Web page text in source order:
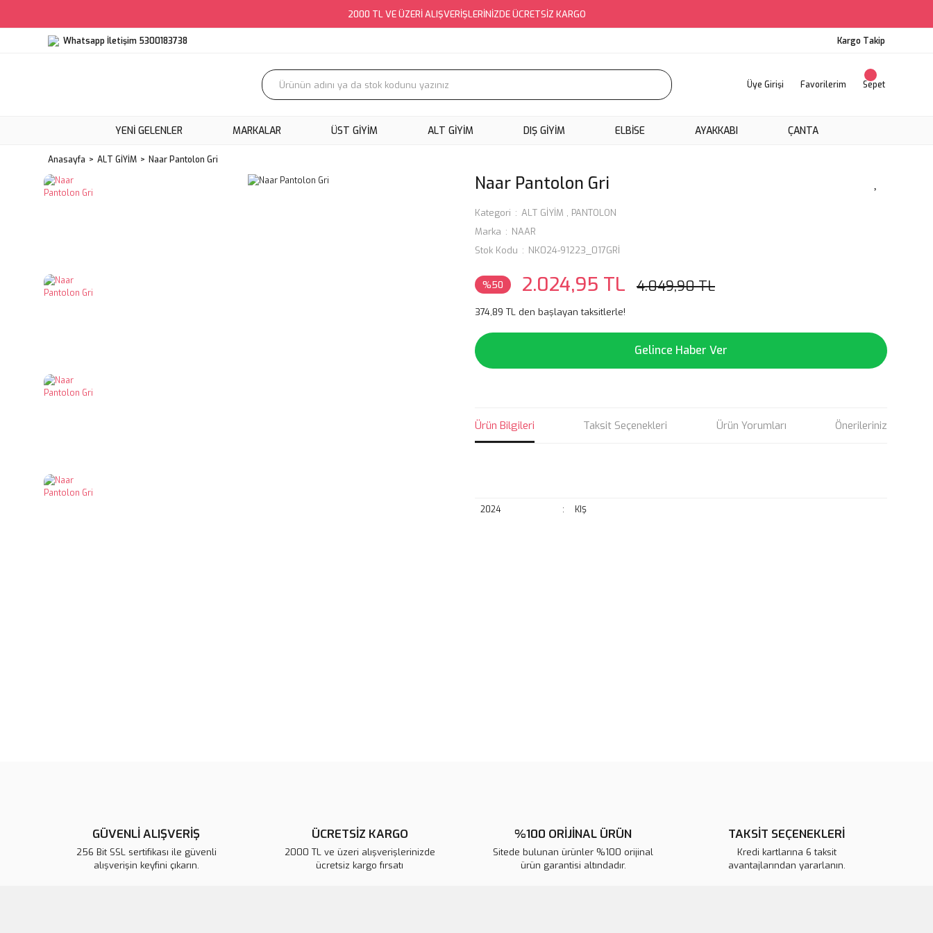
2000 TL VE ÜZERİ ALIŞVERİŞLERİNİZDE ÜCRETSİZ KARGO
Whatsapp İletişim 5300183738 Kargo Takip
Üye Girişi Favorilerim Sepet
YENI GELENLER MARKALAR ÜST GİYİM ALT GİYİM DIŞ GİYİM ELBİSE AYAKKABI ÇANTA
Anasayfa ALT GİYİM Naar Pantolon Gri
Naar Pantolon Gri
Kategori ALT GİYİM , PANTOLON
Marka
NAAR
Stok Kodu
NK024-91223_017GRİ
%50 2.024,95 TL 4.049,90 TL
374,89 TL den başlayan taksitlerle!
Gelince Haber Ver
Ürün Bilgileri Taksit Seçenekleri Ürün Yorumları Önerileriniz
2024 : KIŞ
GÜVENLİ ALIŞVERİŞ
256 Bit SSL sertifikası ile güvenli
alışverişin keyfini çıkarın.
ÜCRETSİZ KARGO
2000 TL ve üzeri alışverişlerinizde
ücretsiz kargo fırsatı
%100 ORİJİNAL ÜRÜN
Sitede bulunan ürünler %100 orijinal
ürün garantisi altındadır.
TAKSİT SEÇENEKLERİ
Kredi kartlarına 6 taksit
avantajlarından yararlanın.